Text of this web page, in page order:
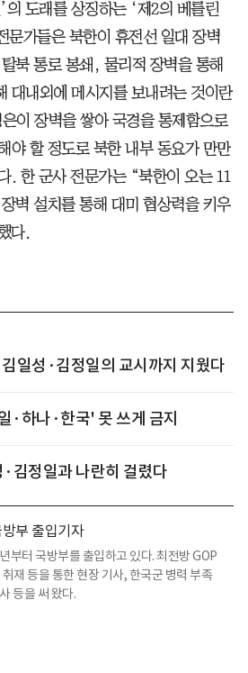
의 도래를 상징하는 ‘제2의 베를린
문가들은 북한이 휴전선 일대 장벽
북 통로 봉쇄, 물리적 장벽을 통해
대내외에 메시지를 보내려는 것이란
이 장벽을 쌓아 국경을 통제함으로
야 할 정도로 북한 내부 동요가 만만
. 한 군사 전문가는 “북한이 오는 11
벽 설치를 통해 대미 협상력을 키우
다.
일성·김정일의 교시까지 지웠다
·하나·한국' 못 쓰게 금지
김정일과 나란히 걸렸다
부 출입기자
부터 국방부를 출입하고 있다. 최전방 GOP
재 등을 통한 현장 기사, 한국군 병력 부족
등을 써 왔다.